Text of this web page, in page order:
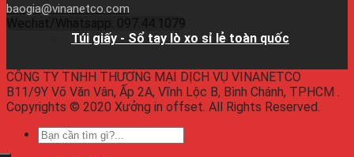
baogia@vinanetco.com
Wechat/Whatsapp: 097.44.1079
Túi giấy - Sổ tay lò xo sỉ lẻ toàn quốc
CÔNG TY TNHH THƯƠNG MẠI DỊCH VỤ VINANETCO
B11/9Y Võ Văn Vân, Ấp 2A, Vĩnh Lộc B, Bình Chánh, TPHCM .
Copyrights © 2020 Xưởng in offset. All Rights Reserved.